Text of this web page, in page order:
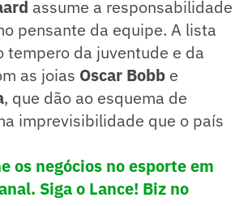
assume a responsabilidade
pensante da equipe. A lista
tempero da juventude e da
as joias Oscar Bobb e
, que dão ao esquema de
imprevisibilidade que o país
os negócios no esporte em
Siga o Lance! Biz no